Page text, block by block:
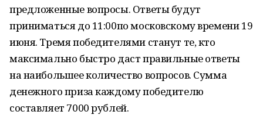
предложенные вопросы. Ответы будут
приниматься до 11:00по московскому времени 19
июня. Тремя победителями станут те, кто
максимально быстро даст правильные ответы
на наибольшее количество вопросов. Сумма
денежного приза каждому победителю
составляет 7000 рублей.